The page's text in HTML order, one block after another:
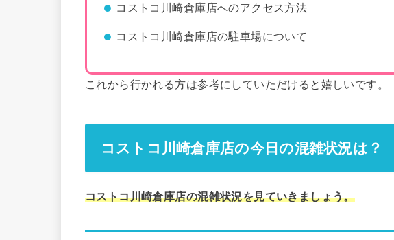
コストコ川崎倉庫店へのアクセス方法
コストコ川崎倉庫店の駐車場について
これから行かれる方は参考にしていただけると嬉しいです。
コストコ川崎倉庫店の今日の混雑状況は？
コストコ川崎倉庫店の混雑状況を見ていきましょう。